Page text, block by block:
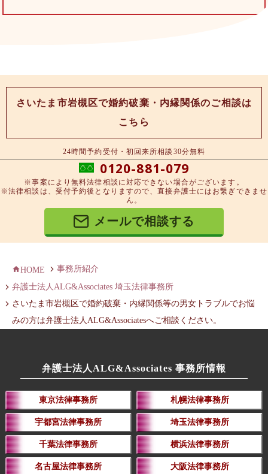
さいたま市岩槻区で婚約破棄・内縁関係のご相談は
こちら
24時間予約受付・初回来所相談30分無料
0120-881-079
※事案により無料法律相談に対応できない場合がございます。
※法律相談は、受付予約後となりますので、直接弁護士にはお繋ぎできませ
ん。
メールで相談する
HOME
事務所紹介
弁護士法人ALG&Associates 埼玉法律事務所
さいたま市岩槻区で婚約破棄・内縁関係等の男女トラブルでお悩
みの方は弁護士法人ALG&Associatesへご相談ください。
弁護士法人ALG&Associates 事務所情報
東京法律事務所 札幌法律事務所
宇都宮法律事務所 埼玉法律事務所
千葉法律事務所 横浜法律事務所
名古屋法律事務所 大阪法律事務所